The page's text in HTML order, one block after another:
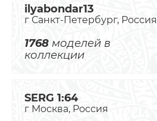
ilyabondar13
г Санкт-Петербург, Россия
1768 моделей в
коллекции
SERG 1:64
г Москва, Россия